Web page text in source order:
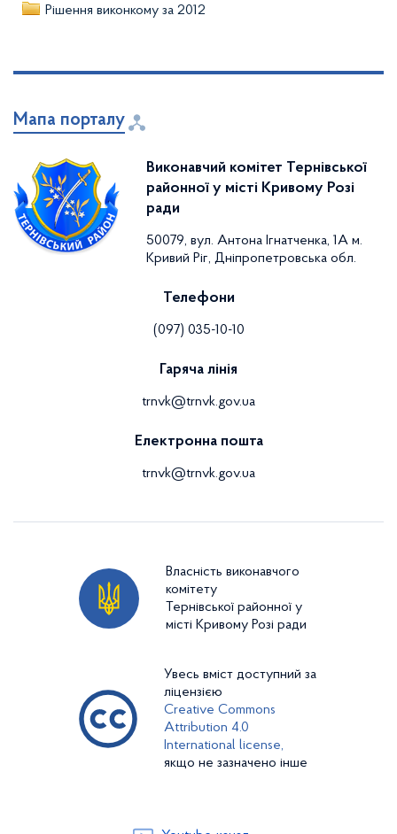
Рішення виконкому за 2012
Мапа порталу
Виконавчий комітет Тернівської
районної у місті Кривому Розі
ради
50079, вул. Антона Ігнатченка, 1А м.
Кривий Ріг, Дніпропетровська обл.
Телефони
(097) 035-10-10
Гаряча лінія
trnvk@trnvk.gov.ua
Електронна пошта
trnvk@trnvk.gov.ua
Власність виконавчого
комітету
Тернівської районної у
місті Кривому Розі ради
Увесь вміст доступний за
ліцензією
Creative Commons
Attribution 4.0
International license,
якщо не зазначено інше